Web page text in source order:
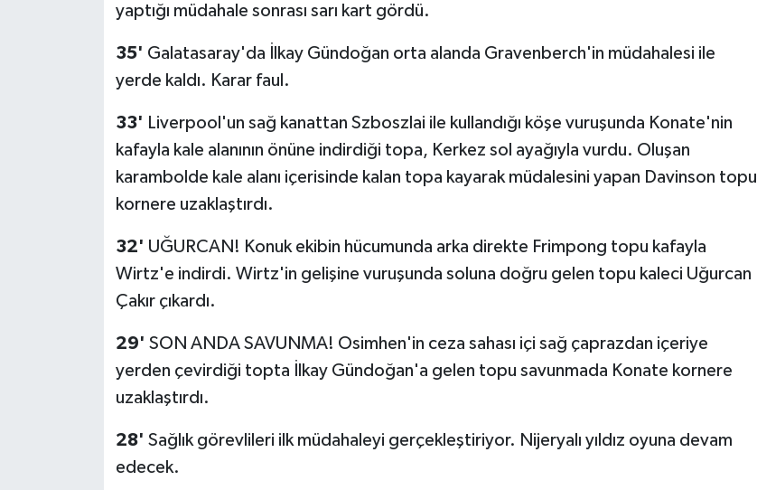
yaptığı müdahale sonrası sarı kart gördü.
35' Galatasaray'da İlkay Gündoğan orta alanda Gravenberch'in müdahalesi ile
yerde kaldı. Karar faul.
33' Liverpool'un sağ kanattan Szboszlai ile kullandığı köşe vuruşunda Konate'nin
kafayla kale alanının önüne indirdiği topa, Kerkez sol ayağıyla vurdu. Oluşan
karambolde kale alanı içerisinde kalan topa kayarak müdalesini yapan Davinson topu
kornere uzaklaştırdı.
32' UĞURCAN! Konuk ekibin hücumunda arka direkte Frimpong topu kafayla
Wirtz'e indirdi. Wirtz'in gelişine vuruşunda soluna doğru gelen topu kaleci Uğurcan
Çakır çıkardı.
29' SON ANDA SAVUNMA! Osimhen'in ceza sahası içi sağ çaprazdan içeriye
yerden çevirdiği topta İlkay Gündoğan'a gelen topu savunmada Konate kornere
uzaklaştırdı.
28' Sağlık görevlileri ilk müdahaleyi gerçekleştiriyor. Nijeryalı yıldız oyuna devam
edecek.